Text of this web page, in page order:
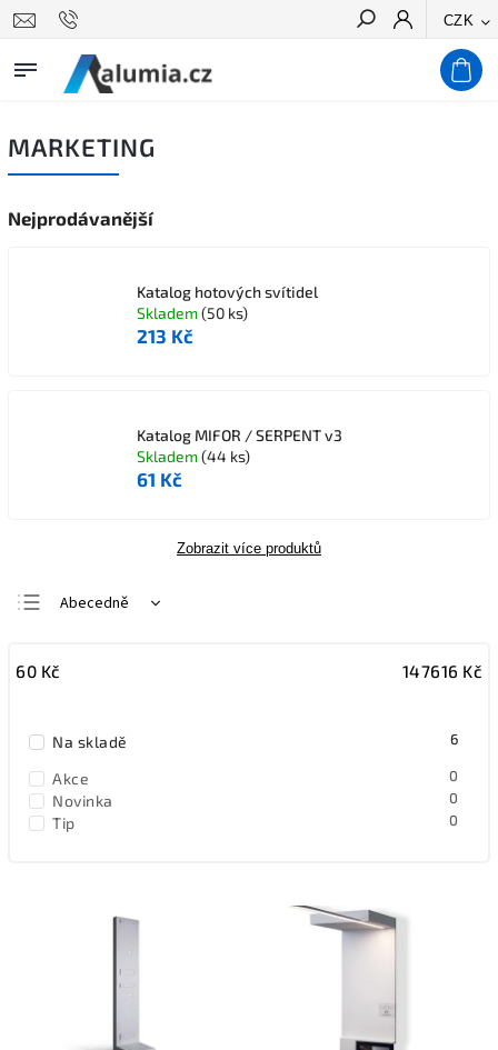
CZK
Hledat
MARKETING
Nejprodávanější
Katalog hotových svítidel
Skladem(50 ks)
213 Kč
Katalog MIFOR / SERPENT v3
Skladem(44 ks)
61 Kč
Zobrazit více produktů
Abecedně
60 Kč 147616 Kč
Na skladě 6
Akce 0
Novinka 0
Tip 0